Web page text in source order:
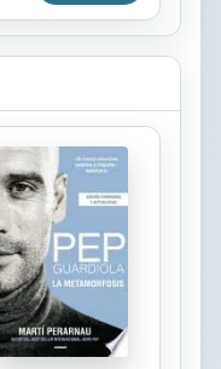
hibridando,
lenguajes y
de la sociología a
de treinta y
más
española,
ubicar y exponer
sociología en el